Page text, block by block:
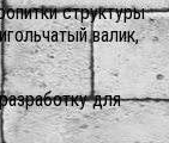
структуры
валик,
для